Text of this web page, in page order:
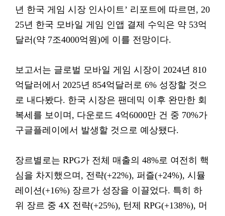
년 한국 게임 시장 인사이트’ 리포트에 따르면, 20
25년 한국 모바일 게임 인앱 결제 수익은 약 53억
달러(약 7조4000억원)에 이를 전망이다.
보고서는 글로벌 모바일 게임 시장이 2024년 810
억달러에서 2025년 854억달러로 6% 성장할 것으
로 내다봤다. 한국 시장은 팬데믹 이후 완만한 회
복세를 보이며, 다운로드 4억6000만 건 중 70%가
구글플레이에서 발생할 것으로 예상됐다.
장르별로는 RPG가 전체 매출의 48%로 여전히 핵
심을 차지했으며, 전략(+22%), 퍼즐(+24%), 시뮬
레이션(+16%) 장르가 성장을 이끌었다. 특히 하
위 장르 중 4X 전략(+25%), 턴제 RPG(+138%), 머